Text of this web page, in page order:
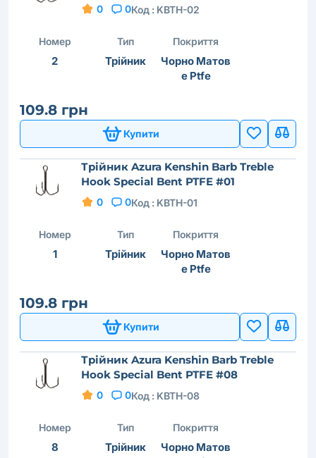
0 0Код : KBTH-02
Номер
2
Тип
Трійник
Покриття
Чорно Матов
е Ptfe
109.8 грн
Купити
Трійник Azura Kenshin Barb Treble
Hook Special Bent PTFE #01
0 0Код : KBTH-01
Номер
1
Тип
Трійник
Покриття
Чорно Матов
е Ptfe
109.8 грн
Купити
Трійник Azura Kenshin Barb Treble
Hook Special Bent PTFE #08
0 0Код : KBTH-08
Номер
8
Тип
Трійник
Покриття
Чорно Матов